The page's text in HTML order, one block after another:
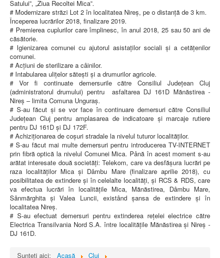
Satului”, „Ziua Recoltei Mica”.
# Modernizare străzi Lot 2 în localitatea Nireș, pe o distanță de 3 km.
Începerea lucrărilor 2018, finalizare 2019.
# Premierea cuplurilor care împlinesc, în anul 2018, 25 sau 50 ani de
căsătorie.
# Igienizarea comunei cu ajutorul asistaților sociali și a cetățenilor
comunei.
# Acțiuni de sterilizare a câinilor.
# Intabularea ulițelor sătești și a drumurilor agricole.
# Vor fi continuate demersurile către Consiliul Județean Cluj
(administratorul drumului) pentru asfaltarea DJ 161D Mănăstirea -
Nireș – limita Comuna Unguraș.
# S-au făcut și se vor face în continuare demersuri către Consiliul
Județean Cluj pentru amplasarea de indicatoare și marcaje rutiere
pentru DJ 161D și DJ 172F.
# Achiziționarea de coșuri stradale la nivelul tuturor localităților.
# S-au făcut mai multe demersuri pentru introducerea TV-INTERNET
prin fibră optică la nivelul Comunei Mica. Până în acest moment s-au
arătat interesate două societăți: Telekom, care va desfășura lucrări pe
raza localităților Mica și Dâmbu Mare (finalizare aprilie 2018), cu
posibilitatea de extindere și în celelalte localități, și RCS & RDS, care
va efectua lucrări în localitățile Mica, Mănăstirea, Dâmbu Mare,
Sânmărghita și Valea Luncii, existând șansa de extindere și în
localitatea Nireș.
# S-au efectuat demersuri pentru extinderea rețelei electrice către
Electrica Transilvania Nord S.A. între localitățile Mănăstirea și Nireș -
DJ 161D.
Sunteți aici: Acasă Cluj